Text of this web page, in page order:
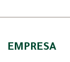
EMPRESA